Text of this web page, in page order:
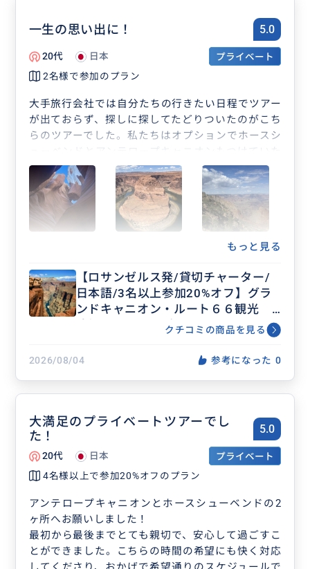
一生の思い出に！ 5.0
20代 日本
プライベート
2名様で参加のプラン
大手旅行会社では自分たちの行きたい日程でツアー
が出ておらず、探しに探してたどりついたのがこち
らのツアーでした。私たちはオプションでホースシ
ューベンドとアンテロープキャニオンもつけていた
だき、28時間で絶景を巡るという弾丸ツアーにして
いただきました。せっかくのアメリカ旅行なので、
可能な限りコスパよく巡りたい私たちにとってはこ
れ以上にないありがたいツアーでした。また、ドラ
イバーさんは複数名いて、順番に運転をしてくださ
るため、安心してお任せできました。ドライバーさ
ーで巡る場所のことはもちろん、アメリカの情報を
いろいろ教えてくださりとても楽しかったです。ま
た、移動途中のトイレ休憩や食事など、困ったこ
と、気になったことがあればすぐに対応をしてくだ
ました。また、フォトスポットも熟知されているた
間を作っていただいたり、途中ツアーにない場所に
少し立ち寄っていただいたり、とにかくサービス精
神が旺盛でプラン以上の満足度が得られました。プ
ライベートツアーなので、他会社に比べると少しだ
け値段は高いかもしれませんが、大勢のいるツアー
ではこれほど手厚く、満足のできるサービスはして
もらえないと思います。本当にお願いしてよかった
です。
もっと見る
【ロサンゼルス発/貸切チャーター/
日本語/3名以上参加20%オフ】グラ
ンドキャニオン・ルート６６観光
追加アンテロープ・ホースシューベ
クチコミの商品を見る
2026/08/04 参考になった 0
大満足のプライベートツアーでし
た！
5.0
20代 日本
プライベート
4名様以上で参加20%オフのプラン
アンテロープキャニオンとホースシューベンドの2
ヶ所へお願いしました！
最初から最後までとても親切で、安心して過ごすこ
とができました。こちらの時間の希望にも快く対応